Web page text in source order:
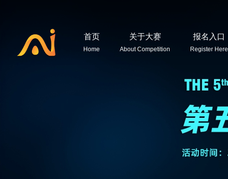
首页
Home
关于大赛
About Competition
报名入口
Register Here